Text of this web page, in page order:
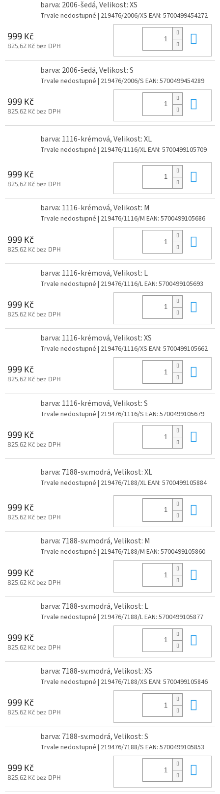
barva: 2006-šedá, Velikost: XS
Trvale nedostupné | 219476/2006/XS EAN: 5700499454272
999 Kč
825,62 Kč bez DPH
barva: 2006-šedá, Velikost: S
Trvale nedostupné | 219476/2006/S EAN: 5700499454289
999 Kč
825,62 Kč bez DPH
barva: 1116-krémová, Velikost: XL
Trvale nedostupné | 219476/1116/XLEAN: 5700499105709
999 Kč
825,62 Kč bez DPH
barva: 1116-krémová, Velikost: M
Trvale nedostupné | 219476/1116/M EAN: 5700499105686
999 Kč
825,62 Kč bez DPH
barva: 1116-krémová, Velikost: L
Trvale nedostupné | 219476/1116/LEAN: 5700499105693
999 Kč
825,62 Kč bez DPH
barva: 1116-krémová, Velikost: XS
Trvale nedostupné | 219476/1116/XS EAN: 5700499105662
999 Kč
825,62 Kč bez DPH
barva: 1116-krémová, Velikost: S
Trvale nedostupné | 219476/1116/S EAN: 5700499105679
999 Kč
825,62 Kč bez DPH
barva: 7188-sv.modrá, Velikost: XL
Trvale nedostupné | 219476/7188/XLEAN: 5700499105884
999 Kč
825,62 Kč bez DPH
barva: 7188-sv.modrá, Velikost: M
Trvale nedostupné | 219476/7188/M EAN: 5700499105860
999 Kč
825,62 Kč bez DPH
barva: 7188-sv.modrá, Velikost: L
Trvale nedostupné | 219476/7188/LEAN: 5700499105877
999 Kč
825,62 Kč bez DPH
barva: 7188-sv.modrá, Velikost: XS
Trvale nedostupné | 219476/7188/XS EAN: 5700499105846
999 Kč
825,62 Kč bez DPH
barva: 7188-sv.modrá, Velikost: S
Trvale nedostupné | 219476/7188/S EAN: 5700499105853
999 Kč
825,62 Kč bez DPH